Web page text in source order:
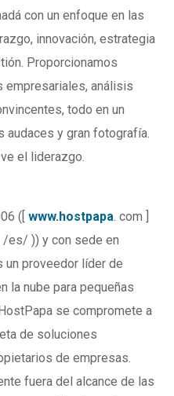
con un enfoque en las
innovación, estrategia
Proporcionamos
análisis
todo en un
audaces y gran fotografía.
el liderazgo.
([ www.hostpapa. com ]
/es/ )) y con sede en
un proveedor líder de
la nube para pequeñas
se compromete a
de soluciones
de empresas.
fuera del alcance de las